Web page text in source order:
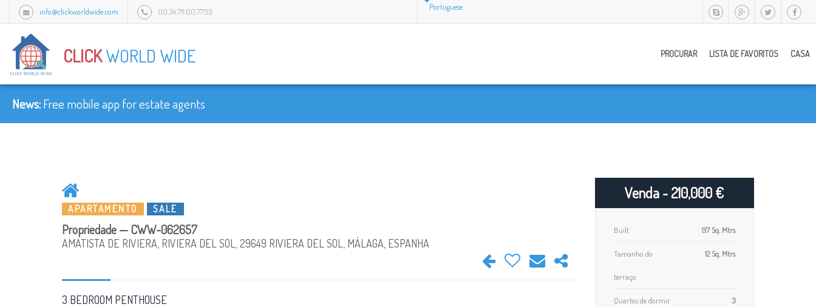
info@clickworldwide.com 00.34.711.00.77.53 Portuguese
CLICKWORLD WIDE PROCURAR LISTA DE FAVORITOS CASA
News:Free mobile app for estate agents
APARTAMENTO SALE
Propriedade — CWW-062657
AMATISTA DE RIVIERA, RIVIERA DEL SOL, 29649 RIVIERA DEL SOL, MÁLAGA, ESPANHA
3 BEDROOM PENTHOUSE
Venda - 210,000 €
Built 97 Sq. Mtrs
Tamanho do
terraço
12 Sq. Mtrs
Quartos de dormir 3